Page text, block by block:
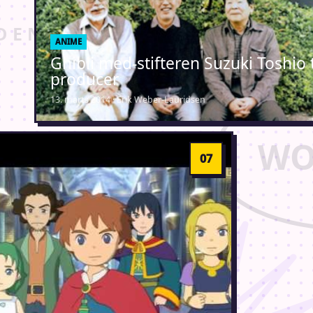
ANIME
Ghibli med-stifteren Suzuki
producer
13. marts 2014 · Erik Weber-Lauridsen